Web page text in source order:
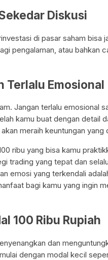
Diskusi
di pasar saham bisa
pengalaman, atau bahkan
Terlalu Emosional
Jangan terlalu emosional
kamu buat dengan detail
meraih keuntungan yang
ribu yang bisa kamu
trading yang tepat dan
emosi yang terkendali
bagi kamu yang ingin
100 Ribu Rupiah
dan
dengan modal kecil